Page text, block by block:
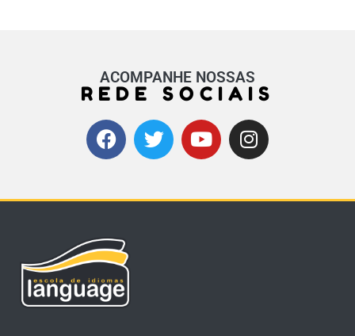
ACOMPANHE NOSSAS
REDE SOCIAIS